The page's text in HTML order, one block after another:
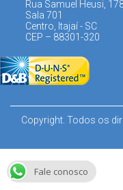
Rua Samuel Heusi,
Sala 701
Centro, Itajaí - SC
CEP – 88301-320
Copyright. Todos os
Fale conosco